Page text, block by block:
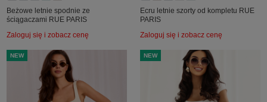
Beżowe letnie spodnie ze
ściągaczami RUE PARIS
Zaloguj się i zobacz cenę
Ecru letnie szorty od kompletu RUE
PARIS
Zaloguj się i zobacz cenę
NEW NEW